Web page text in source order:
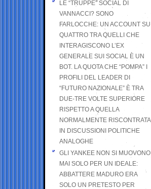
LE “TRUPPE” SOCIAL DI
VANNACCI? SONO
FARLOCCHE: UN ACCOUNT SU
QUATTRO TRA QUELLI CHE
INTERAGISCONO L’EX
GENERALE SUI SOCIAL È UN
BOT. LA QUOTA CHE “POMPA” I
PROFILI DEL LEADER DI
“FUTURO NAZIONALE” È TRA
DUE-TRE VOLTE SUPERIORE
RISPETTO A QUELLA
NORMALMENTE RISCONTRATA
IN DISCUSSIONI POLITICHE
ANALOGHE
GLI YANKEE NON SI MUOVONO
MAI SOLO PER UN IDEALE:
ABBATTERE MADURO ERA
SOLO UN PRETESTO PER